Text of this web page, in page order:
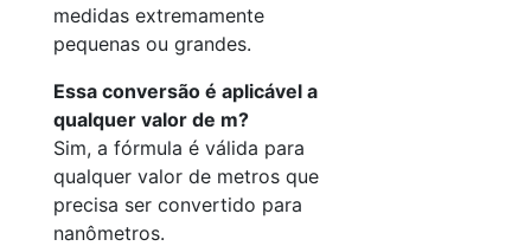
medidas extremamente
pequenas ou grandes.
Essa conversão é aplicável a
qualquer valor de m?
Sim, a fórmula é válida para
qualquer valor de metros que
precisa ser convertido para
nanômetros.